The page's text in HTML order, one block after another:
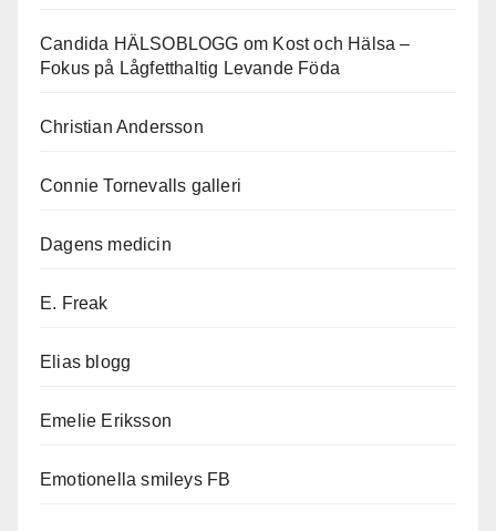
Candida HÄLSOBLOGG om Kost och Hälsa –
Fokus på Lågfetthaltig Levande Föda
Christian Andersson
Connie Tornevalls galleri
Dagens medicin
E. Freak
Elias blogg
Emelie Eriksson
Emotionella smileys FB